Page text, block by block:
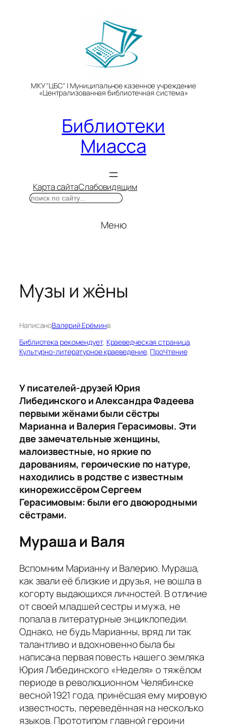
МКУ "ЦБС" | Муниципальное казенное учреждение
«Централизованная библиотечная система»
Библиотеки
Миасса
Карта сайтаСлабовидящим
Поиск
Меню
Музы и жёны
НаписаноВалерий Ерёминв
Библиотека рекомендует, Краеведческая страница
Культурно-литературное краеведение, ПроЧтение
У писателей-друзей Юрия
Либединского и Александра Фадеева
первыми жёнами были сёстры
Марианна и Валерия Герасимовы. Эти
две замечательные женщины,
малоизвестные, но яркие по
дарованиям, героические по натуре,
находились в родстве с известным
кинорежиссёром Сергеем
Герасимовым: были его двоюродными
сёстрами.
Мураша и Валя
Вспомним Марианну и Валерию. Мураша,
как звали её близкие и друзья, не вошла в
когорту выдающихся личностей. В отличие
от своей младшей сестры и мужа, не
попала в литературные энциклопедии.
Однако, не будь Марианны, вряд ли так
талантливо и вдохновенно была бы
написана первая повесть нашего земляка
Юрия Либединского «Неделя» о тяжёлом
периоде в революционном Челябинске
весной 1921 года, принёсшая ему мировую
известность, переведённая на несколько
языков. Прототипом главной героини